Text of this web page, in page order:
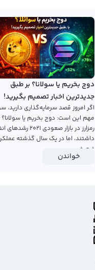
دوج بخریم یا سولانا؟ بر طبق
جدیدترین اخبار تصمیم بگیرید!
اگر امروز قصد سرمایه‌گذاری دارید،
مهم این است: دوج بخریم یا
رمزارز در بازار صعودی ۲۰۲۱
داشتند، اما در یک سال گذشته
ضعیفی...
خواندن